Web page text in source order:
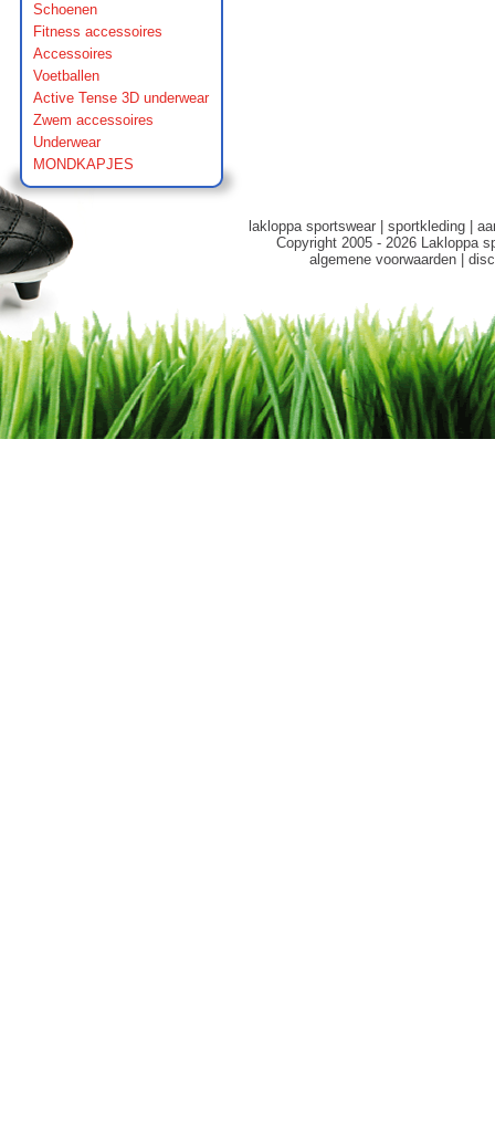
Schoenen
Fitness accessoires
Accessoires
Voetballen
Active Tense 3D underwear
Zwem accessoires
Underwear
MONDKAPJES
lakloppa sportswear| sportkleding|
Copyright 2005 - 2026 Lakloppa
algemene voorwaarden